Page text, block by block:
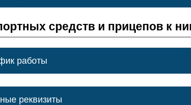
средств и прицепов к
работы
реквизиты